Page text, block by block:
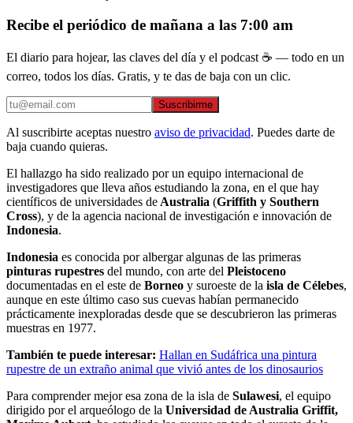
Recibe el periódico de mañana a las 7:00 am
El diario para hojear, las claves del día y el podcast ☕ — todo en un
correo, todos los días. Gratis, y te das de baja con un clic.
Suscribirme
Al suscribirte aceptas nuestro aviso de privacidad. Puedes darte de
baja cuando quieras.
El hallazgo ha sido realizado por un equipo internacional de
investigadores que lleva años estudiando la zona, en el que hay
científicos de universidades de Australia (Griffith y Southern
Cross), y de la agencia nacional de investigación e innovación de
Indonesia.
Indonesia es conocida por albergar algunas de las primeras
pinturas rupestres del mundo, con arte del Pleistoceno
documentadas en el este de Borneo y suroeste de la isla de Célebes,
aunque en este último caso sus cuevas habían permanecido
prácticamente inexploradas desde que se descubrieron las primeras
muestras en 1977.
También te puede interesar: Hallan en Sudáfrica una pintura
rupestre de un extraño animal que vivió antes de los dinosaurios
Para comprender mejor esa zona de la isla de Sulawesi, el equipo
dirigido por el arqueólogo de la Universidad de Australia Griffit,